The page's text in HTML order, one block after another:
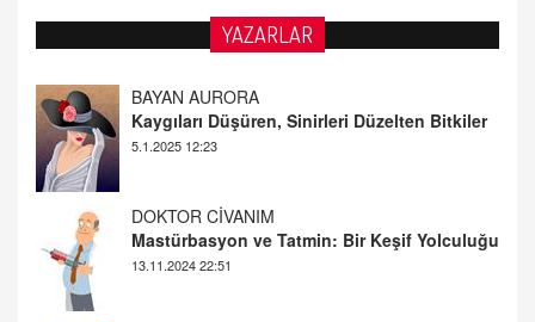
YAZARLAR
DOKTOR CİVANIM
Mastürbasyon ve Tatmin: Bir Keşif Yolculuğu
13.11.2024 22:51
ALİ EFENDİ
Adana At Yarışı Tahminleri | 21 Aralık
Cumartesi